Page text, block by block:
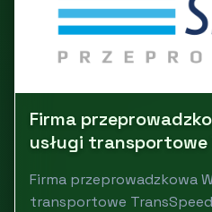
Firma
usługi transportowe
Firma przeprowadzkowa
transportowe